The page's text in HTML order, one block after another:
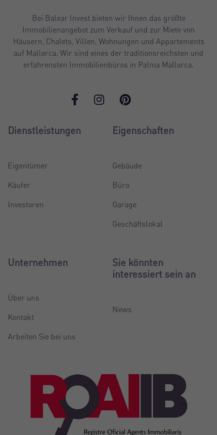
Bei Balear Invest bieten wir Ihnen das größte
Immobilienangebot zum Verkauf und zur Miete von
Häusern, Chalets, Villen, Wohnungen und Appartements
auf Mallorca. Wir sind eines der traditionsreichsten und
erfahrensten Immobilienbüros in Palma Mallorca.
Dienstleistungen
Eigentümer
Käufer
Investoren
Eigenschaften
Gebäude
Büro
Garage
Geschäftslokal
Unternehmen
Über uns
Kontakt
Arbeiten Sie bei uns
Sie könnten
interessiert sein an
News